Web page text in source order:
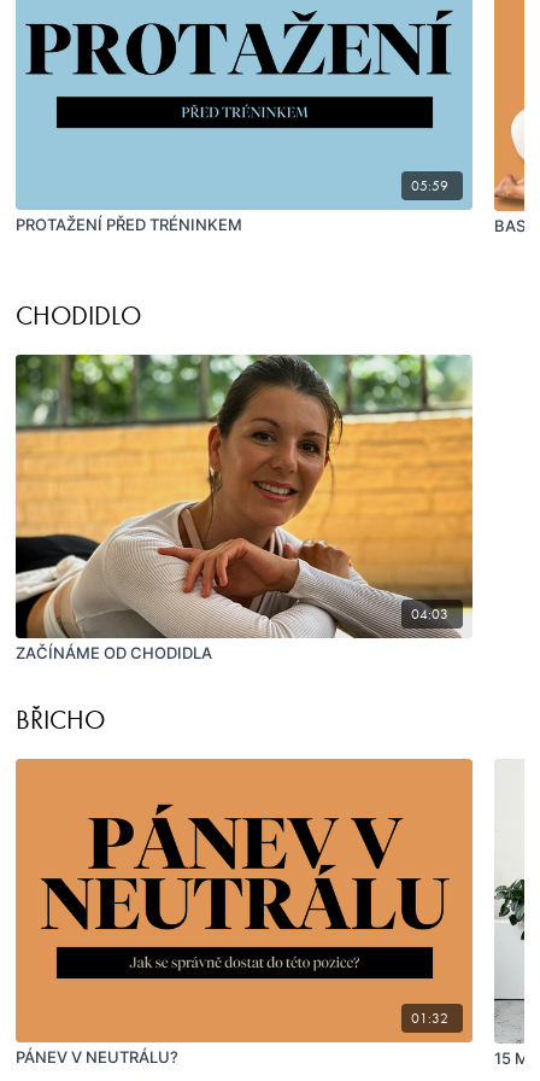
05:59
PROTAŽENÍ PŘED TRÉNINKEM
CHODIDLO
04:03
ZAČÍNÁME OD CHODIDLA
BŘICHO
01:32
PÁNEV V NEUTRÁLU? 15